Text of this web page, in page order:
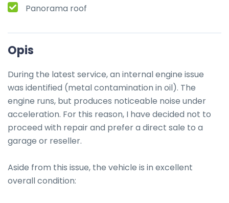
Panorama roof
Opis
During the latest service, an internal engine issue
was identified (metal contamination in oil). The
engine runs, but produces noticeable noise under
acceleration. For this reason, I have decided not to
proceed with repair and prefer a direct sale to a
garage or reseller.
Aside from this issue, the vehicle is in excellent
overall condition: